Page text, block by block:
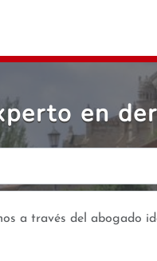
en